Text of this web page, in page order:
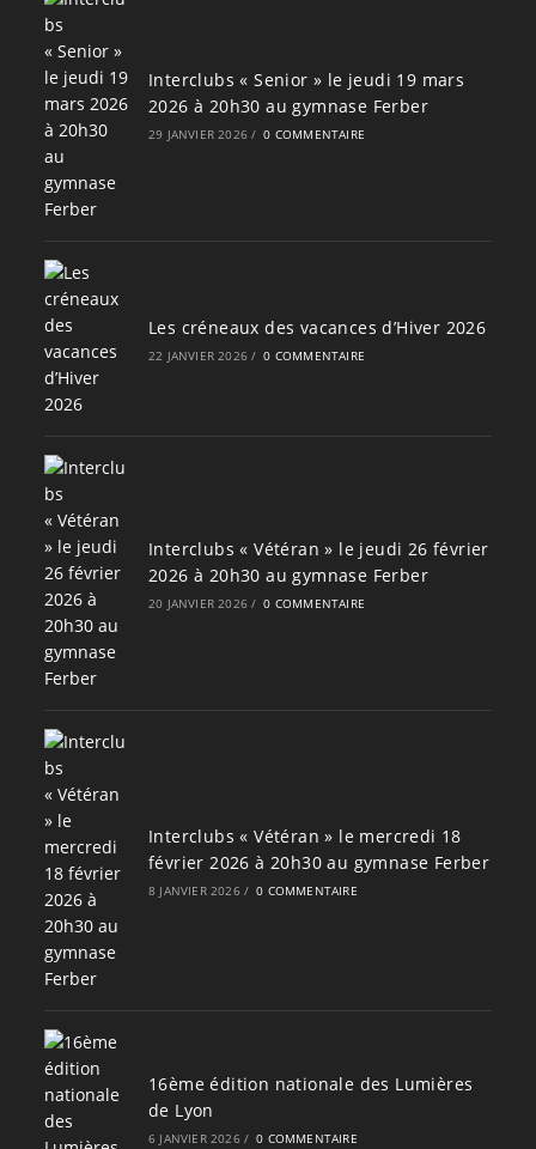
Interclubs « Senior » le jeudi 19 mars
2026 à 20h30 au gymnase Ferber
29 JANVIER 2026 / 0 COMMENTAIRE
Les créneaux des vacances d’Hiver 2026
22 JANVIER 2026 / 0 COMMENTAIRE
Interclubs « Vétéran » le jeudi 26 février
2026 à 20h30 au gymnase Ferber
20 JANVIER 2026 / 0 COMMENTAIRE
Interclubs « Vétéran » le mercredi 18
février 2026 à 20h30 au gymnase Ferber
8 JANVIER 2026 / 0 COMMENTAIRE
16ème édition nationale des Lumières
de Lyon
6 JANVIER 2026 / 0 COMMENTAIRE